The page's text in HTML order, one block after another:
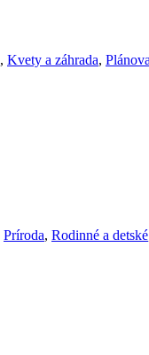
, Kvety a záhrada,
Príroda, Rodinné a detské